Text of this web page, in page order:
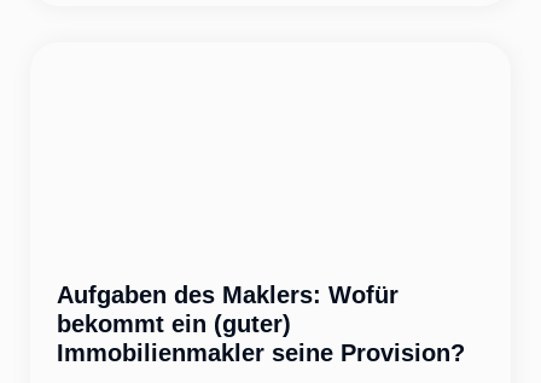
Aufgaben des Maklers: Wofür
bekommt ein (guter)
Immobilienmakler seine Provision?